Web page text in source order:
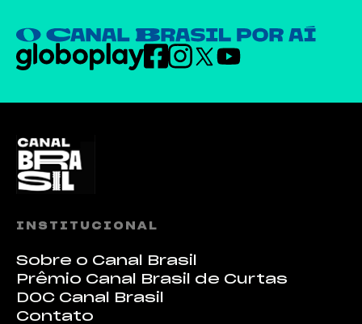
INSTITUCIONAL
Sobre o Canal Brasil
Prêmio Canal Brasil de Curtas
DOC Canal Brasil
Contato